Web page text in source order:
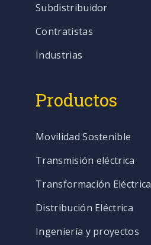
Subdistribuidor
Contratistas
Industrias
Productos
Movilidad Sostenible
Transmisión eléctrica
Transformación Eléctrica
Distribución Eléctrica
Ingeniería y proyectos